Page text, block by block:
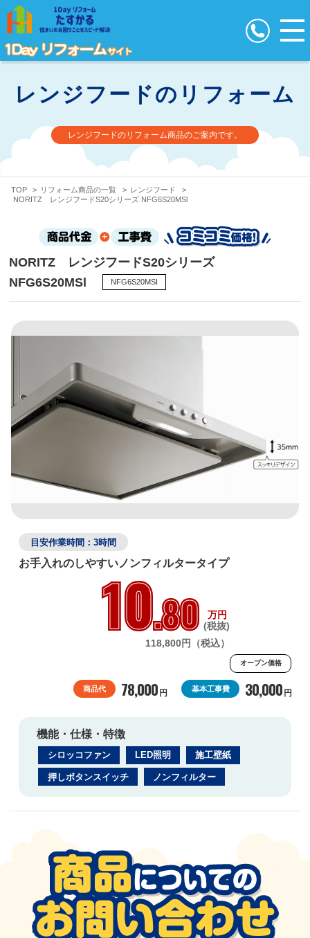
レンジフードのリフォーム
レンジフードのリフォーム商品のご案内です。
TOP > リフォーム商品の一覧 > レンジフード
>
NORITZ レンジフードS20シリーズ NFG6S20MSl
NORITZ レンジフードS20シリーズ
NFG6S20MSl
NFG6S20MSI
目安作業時間：3時間
お手入れのしやすいノンフィルタータイプ
10.80
万円
(税抜)
118,800円（税込）
オープン価格
商品代 78,000 円 基本工事費 30,000 円
機能・仕様・特徴
シロッコファン LED照明 施工壁紙
押しボタンスイッチ ノンフィルター